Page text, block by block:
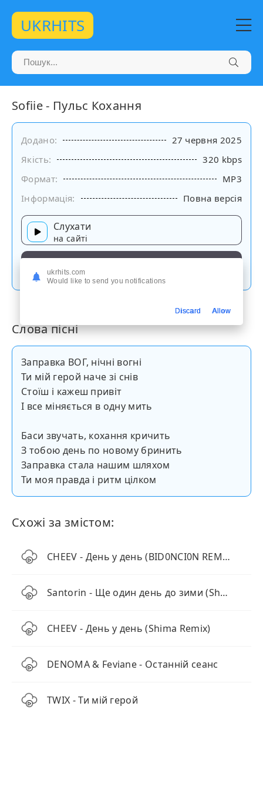
UKRHITS
Sofiie - Пульс Кохання
Додано:
27 червня 2025
Якість:
320 kbps
Формат:
MP3
Інформація:
Повна версія
Слухати
на сайті
Слова пісні
Заправка ВОГ, нічні вогні
Ти мій герой наче зі снів
Стоїш і кажеш привіт
І все міняється в одну мить
Баси звучать, кохання кричить
З тобою день по новому бринить
Заправка стала нашим шляхом
Ти моя правда і ритм цілком
Схожі за змістом:
CHEEV - День у день (BID0NCI0N REMIX)
Santorin - Ще один день до зими (Shad0w Remix)
CHEEV - День у день (Shima Remix)
DENOMA & Feviane - Останній сеанс
TWIX - Ти мій герой
ukrhits.com
Would like to send you notifications
Discard Allow